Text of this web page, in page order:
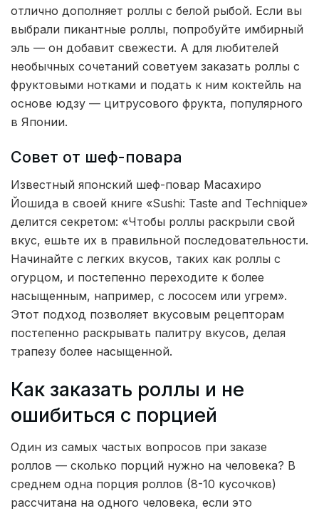
отлично дополняет роллы с белой рыбой. Если вы
выбрали пикантные роллы, попробуйте имбирный
эль — он добавит свежести. А для любителей
необычных сочетаний советуем заказать роллы с
фруктовыми нотками и подать к ним коктейль на
основе юдзу — цитрусового фрукта, популярного
в Японии.
Совет от шеф-повара
Известный японский шеф-повар Масахиро
Йошида в своей книге «Sushi: Taste and Technique»
делится секретом: «Чтобы роллы раскрыли свой
вкус, ешьте их в правильной последовательности.
Начинайте с легких вкусов, таких как роллы с
огурцом, и постепенно переходите к более
насыщенным, например, с лососем или угрем».
Этот подход позволяет вкусовым рецепторам
постепенно раскрывать палитру вкусов, делая
трапезу более насыщенной.
Как заказать роллы и не
ошибиться с порцией
Один из самых частых вопросов при заказе
роллов — сколько порций нужно на человека? В
среднем одна порция роллов (8-10 кусочков)
рассчитана на одного человека, если это